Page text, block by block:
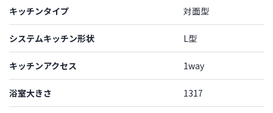
キッチンタイプ 対面型
システムキッチン形状 L型
キッチンアクセス 1way
浴室大きさ 1317